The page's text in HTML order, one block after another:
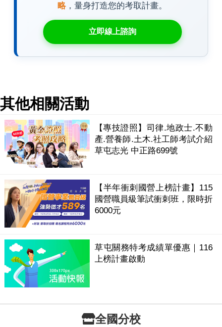
略，量身打造您的考取計畫。
立即線上諮詢
其他相關活動
【專技證照】司律.地政士.不動
產.營養師.土木.社工師考試介紹
草屯志光 中正路699號
【半年衝刺國營上榜計畫】115
國營職員級筆試衝刺班，限時折
6000元
草屯關務特考成績單優惠｜116
上榜計畫啟動
全國分校